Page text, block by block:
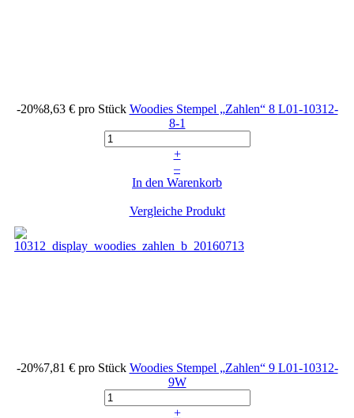
-20%8,63 € pro Stück Woodies Stempel „Zahlen“ 8 L01-10312-
8-1
+
–
In den Warenkorb
Vergleiche Produkt
-20%7,81 € pro Stück Woodies Stempel „Zahlen“ 9 L01-10312-
9W
+